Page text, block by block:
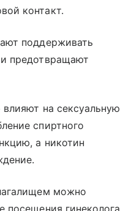
контакт.
поддерживать
предотвращают
на сексуальную
спиртного
а никотин
можно
посещения гинеколога